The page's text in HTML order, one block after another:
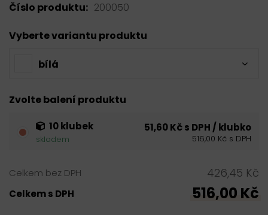
Číslo produktu: 200050
Vyberte variantu produktu
bílá
Zvolte balení produktu
10 klubek
skladem
51,60 Kč s DPH / klubko
516,00 Kč s DPH
Celkem bez DPH 426,45 Kč
Celkem s DPH 516,00 Kč